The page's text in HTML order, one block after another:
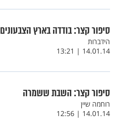
סיפור קצר: בודדה בארץ הצבעונים
הידברות
14.01.14 | 13:21
סיפור קצר: השבת ששמרה
רוחמה שיין
14.01.14 | 12:56